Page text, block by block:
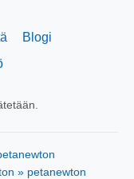
Blogi
» petanewton